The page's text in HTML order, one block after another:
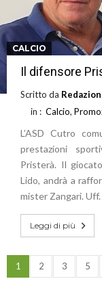
CALCIO
Il difensore
Scritto da
in : Calcio,
L’ASD Cutro
prestazioni
Pristerà. Il
Lido, andrà a
mister Zangari.
Leggi di più
1 2 3 5